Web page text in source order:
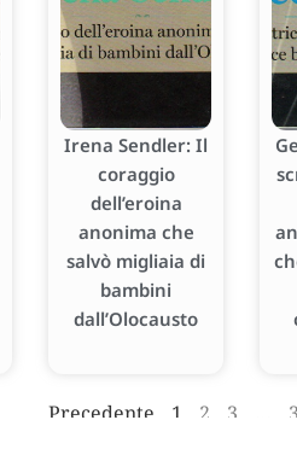
Irena Sendler: Il
coraggio
dell’eroina
anonima che
salvò migliaia di
bambini
dall’Olocausto
Precedente 1 2 3